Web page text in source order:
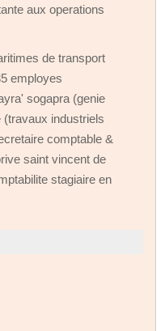
aux operations
de transport
employes
sogapra (genie
industriels
comptable &
saint vincent de
stagiaire en